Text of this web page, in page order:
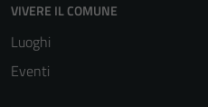
VIVERE IL COMUNE
Luoghi
Eventi